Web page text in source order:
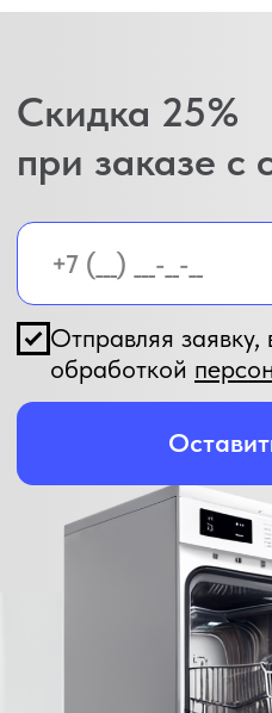
Телефон:
+7 (473) 205-97-27
Адрес:
г. Воронеж, улица 9 Января,
68/2к3
Email:
info@servicebytt.ru